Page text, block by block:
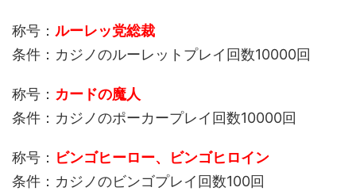
称号： ルーレッ党総裁
条件：カジノのルーレットプレイ回数10000回
称号： カードの魔人
条件：カジノのポーカープレイ回数10000回
称号： ビンゴヒーロー、ビンゴヒロイン
条件：カジノのビンゴプレイ回数100回